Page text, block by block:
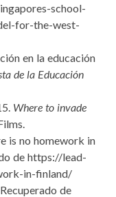
school-
for-the-west-
en la educación
de la Educación
Where to invade
is no homework in
de https://lead-
in-finland/
. Recuperado de